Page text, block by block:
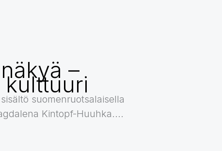
–
suomenruotsalaisella
Kintopf-Huuhka....